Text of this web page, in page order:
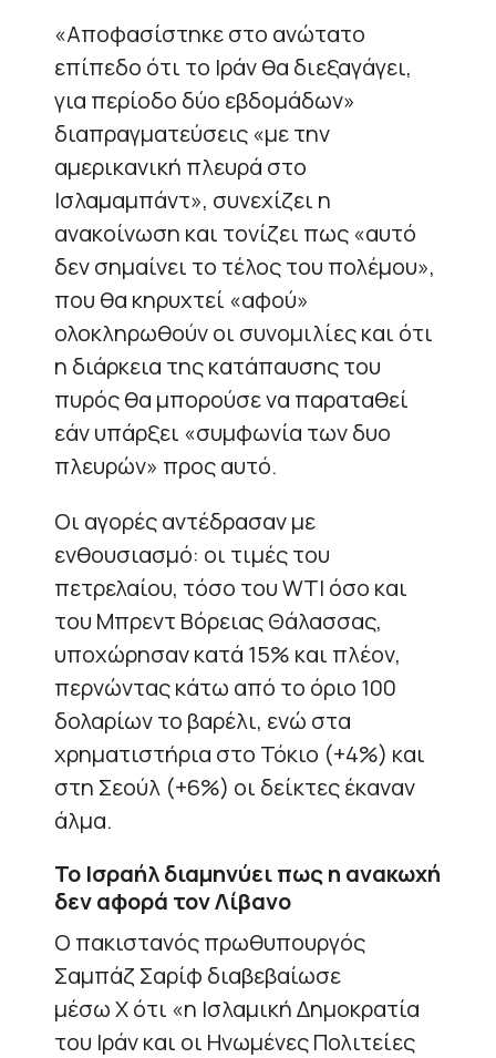
«Αποφασίστηκε στο ανώτατο
επίπεδο ότι το Ιράν θα διεξαγάγει,
για περίοδο δύο εβδομάδων»
διαπραγματεύσεις «με την
αμερικανική πλευρά στο
Ισλαμαμπάντ», συνεχίζει η
ανακοίνωση και τονίζει πως «αυτό
δεν σημαίνει το τέλος του πολέμου»,
που θα κηρυχτεί «αφού»
ολοκληρωθούν οι συνομιλίες και ότι
η διάρκεια της κατάπαυσης του
πυρός θα μπορούσε να παραταθεί
εάν υπάρξει «συμφωνία των δυο
πλευρών» προς αυτό.
Οι αγορές αντέδρασαν με
ενθουσιασμό: οι τιμές του
πετρελαίου, τόσο του WTI όσο και
του Μπρεντ Βόρειας Θάλασσας,
υποχώρησαν κατά 15% και πλέον,
περνώντας κάτω από το όριο 100
δολαρίων το βαρέλι, ενώ στα
χρηματιστήρια στο Τόκιο (+4%) και
στη Σεούλ (+6%) οι δείκτες έκαναν
άλμα.
Το Ισραήλ διαμηνύει πως η ανακωχή
δεν αφορά τον Λίβανο
Ο πακιστανός πρωθυπουργός
Σαμπάζ Σαρίφ διαβεβαίωσε
μέσω X ότι «η Ισλαμική Δημοκρατία
του Ιράν και οι Ηνωμένες Πολιτείες